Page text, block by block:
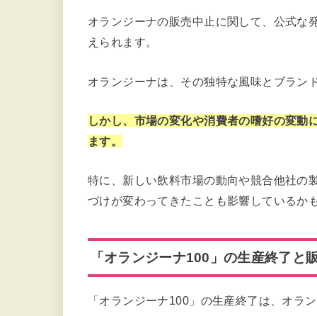
オランジーナの販売中止に関して、公式な
えられます。
オランジーナは、その独特な風味とブラン
しかし、市場の変化や消費者の嗜好の変動
ます。
特に、新しい飲料市場の動向や競合他社の
づけが変わってきたことも影響しているか
「オランジーナ100」の生産終了と
「オランジーナ100」の生産終了は、オラ